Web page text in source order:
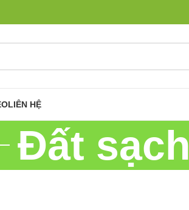
LIÊN HỆ
Đất sạch